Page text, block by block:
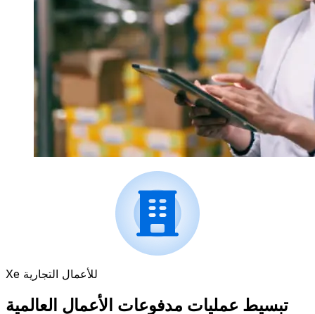
Xe للأعمال التجارية
تبسيط عمليات مدفوعات الأعمال العالمية